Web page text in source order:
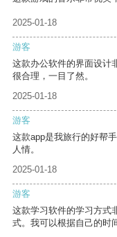
2025-01-18
游客
这款办公软件的界面设计
很合理，一目了然。
2025-01-18
游客
这款app是我旅行的好帮
人情。
2025-01-18
游客
这款学习软件的学习方式
式。我可以根据自己的时